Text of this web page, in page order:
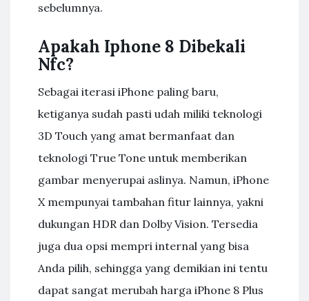
sebelumnya.
Apakah Iphone 8 Dibekali
Nfc?
Sebagai iterasi iPhone paling baru,
ketiganya sudah pasti udah miliki teknologi
3D Touch yang amat bermanfaat dan
teknologi True Tone untuk memberikan
gambar menyerupai aslinya. Namun, iPhone
X mempunyai tambahan fitur lainnya, yakni
dukungan HDR dan Dolby Vision. Tersedia
juga dua opsi mempri internal yang bisa
Anda pilih, sehingga yang demikian ini tentu
dapat sangat merubah harga iPhone 8 Plus